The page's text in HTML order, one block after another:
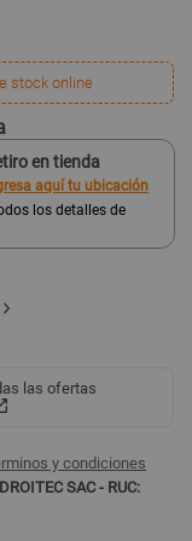
stock online
en tienda
aquí tu ubicación
los detalles de
las ofertas
y condiciones
SAC - RUC: